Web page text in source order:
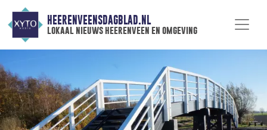
HEERENVEENSDAGBLAD.NL
lokaal nieuws heerenveen en omgeving